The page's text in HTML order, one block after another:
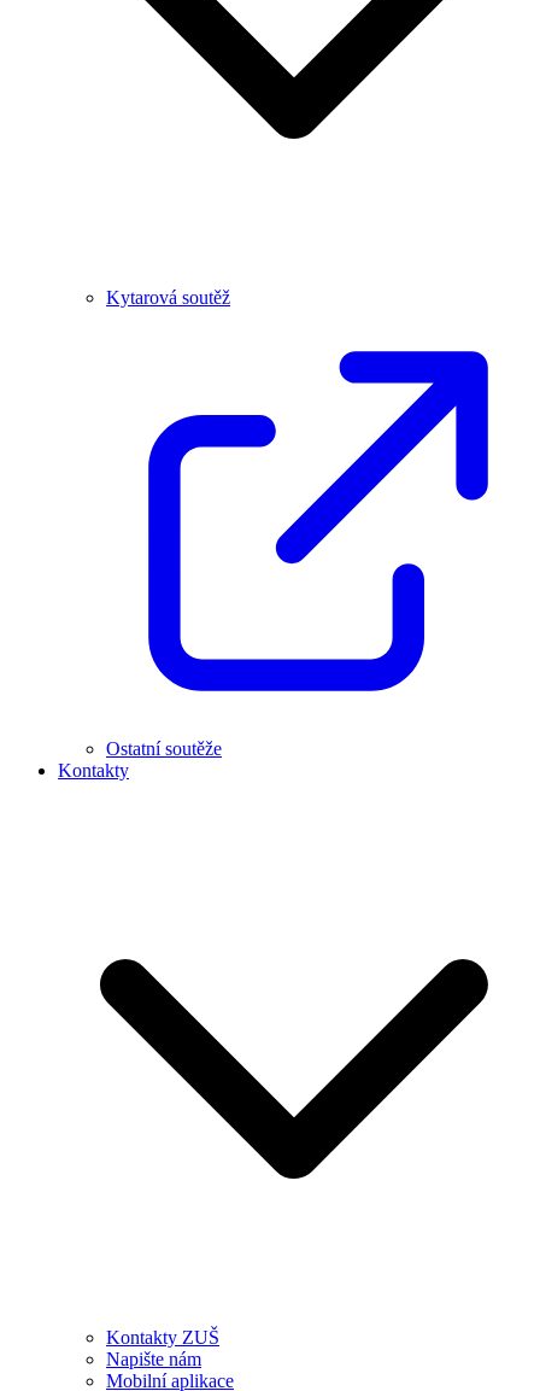
Kytarová soutěž
Ostatní soutěže
Kontakty
Kontakty ZUŠ
Napište nám
Mobilní aplikace